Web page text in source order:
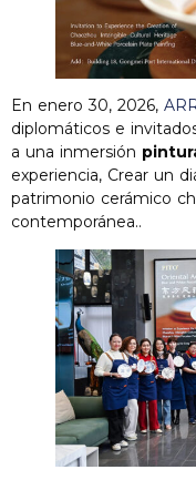
En enero 30, 2026,
diplomáticos e
a una inmersión
experiencia, Crear un
patrimonio cerámico
contemporánea..